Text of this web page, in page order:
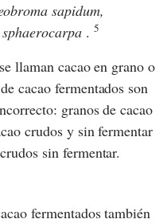
sapidum,
. 5
llaman cacao en grano o
cacao fermentados son
granos de cacao
crudos y sin fermentar
sin fermentar.
fermentados también